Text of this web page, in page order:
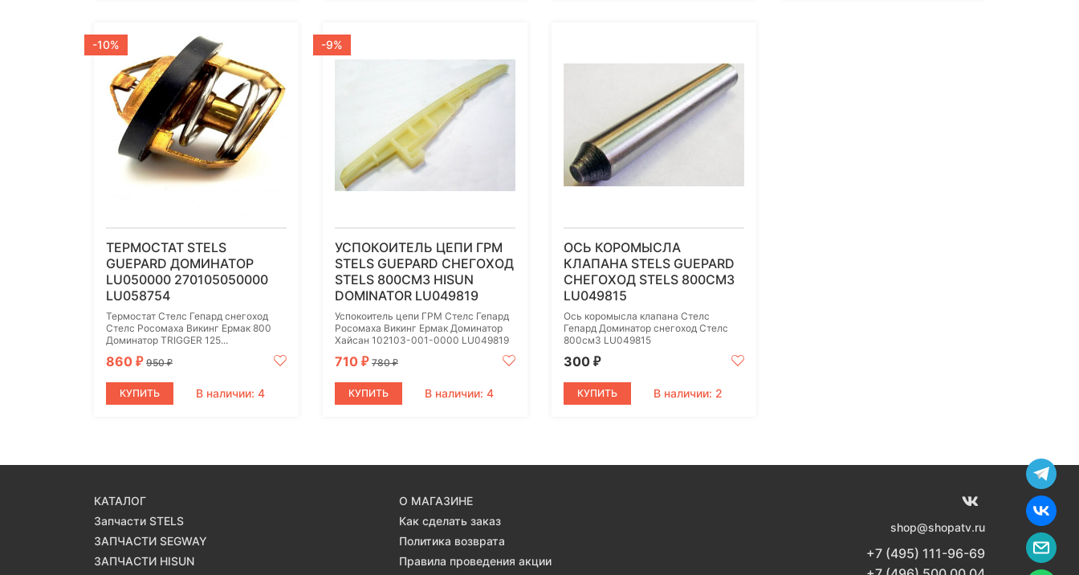
-10%
ТЕРМОСТАТ STELS
GUEPARD ДОМИНАТОР
LU050000 270105050000
LU058754
Термостат Стелс Гепард снегоход
Стелс Росомаха Викинг Ермак 800
Доминатор TRIGGER 125...
860 ₽ 950₽
КУПИТЬ В наличии: 4
-9%
УСПОКОИТЕЛЬ ЦЕПИ ГРМ
STELS GUEPARD СНЕГОХОД
STELS 800СМ3 HISUN
DOMINATOR LU049819
Успокоитель цепи ГРМ Стелс Гепард
Росомаха Викинг Ермак Доминатор
Хайсан 102103-001-0000 LU049819
710 ₽ 780₽
КУПИТЬ В наличии: 4
ОСЬ КОРОМЫСЛА
КЛАПАНА STELS GUEPARD
СНЕГОХОД STELS 800СМ3
LU049815
Ось коромысла клапана Стелс
Гепард Доминатор снегоход Стелс
800см3 LU049815
300 ₽
КУПИТЬ В наличии: 2
КАТАЛОГ
Запчасти STELS
ЗАПЧАСТИ SEGWAY
ЗАПЧАСТИ HISUN
О МАГАЗИНЕ
Как сделать заказ
Политика возврата
Правила проведения акции
shop@shopatv.ru
+7 (495) 111-96-69